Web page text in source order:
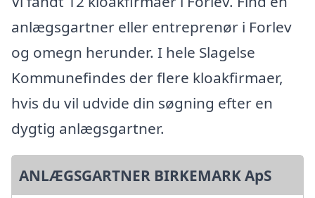
anlægsgartner eller entreprenør i Forlev
og omegn herunder. I hele Slagelse
Kommunefindes der flere kloakfirmaer,
hvis du vil udvide din søgning efter en
dygtig anlægsgartner.
ANLÆGSGARTNER BIRKEMARK ApS